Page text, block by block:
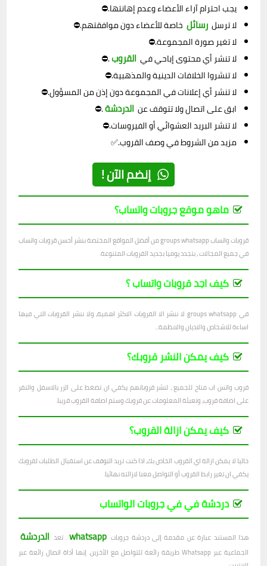
يجب احترام آراء الأعضاء وعدم إهانتها.⛔
لا ترسل رسائل خاصة للأعضاء دون موافقتهم.⛔
لا تغير صورة المجموعة.⛔
لا تنشر أي محتوى إباحي في القروب.⛔
لا تنشروا الخلافات الدينية والمذهبية.⛔
لا تنشر أي إعلانات في المجموعة دون إذن من المسؤول.⛔
ابق على اتصال ولا تتوقف عن الدردشة.⛔
لا تنشر البريد العشوائي أو الفيروسات.⛔
مزيد من الشروط في وصف القروب.✅
إنضم الآن !
ماهو موقع جروبات واتساب؟
قروبات واتساب groups whatsapp من أفضل المواقع المختصة بنشر أحسن قروبات واتساب
في جميع المجالات ، بتجدد يوميا بجديد القروبات المتنوعة.
كيف اجد قروبات واتساب ؟
في groups whatsapp لا ننشر الا القروبات الاكثر اهمية، ولا ننشر القروبات التي فيها
اساءة للاشخاص والاديان والانظمة...
كيف يمكن النشر قروبك؟
قروب واتس اب متاح للجميع ، لنشر قروباتهم يكفي ان تضغط على الزر بالاسفل والنقر
على اضافة قروب، وتعبئة المعلومات عن قروبك وستم اصافة القروب قريبا.
كيف يمكن ازالة القروب؟
حاليا لا يمكن ازالة اي القروب الخاص بك، اذا كنت تريد التوقف عن استقبال الطلبات لقروبك
يكفي ان تغير رابط القروب أو التواصل معنا لازالته نهائيا.
دردشة في في جروبات الواتساب
هذا المستند عبارة عن مقدمة إلى دردشة جروبات whatsapp. تعد الدردشة
الجماعية عبر Whatsapp طريقة رائعة للتواصل مع الآخرين. إنها أداة اتصال رائعة عبر